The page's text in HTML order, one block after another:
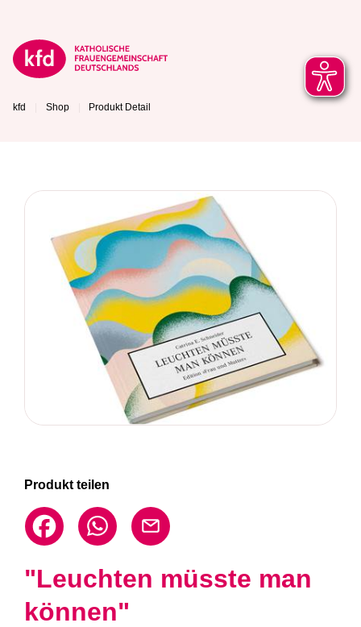
kfd Shop Produkt Detail
Produkt teilen
"Leuchten müsste man
können"